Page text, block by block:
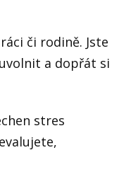
či rodině. Jste
a dopřát si
stres